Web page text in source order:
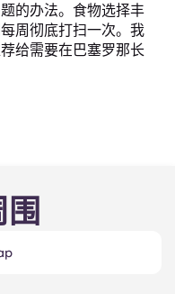
的办法。食物选择丰
周彻底打扫一次。我
给需要在巴塞罗那长